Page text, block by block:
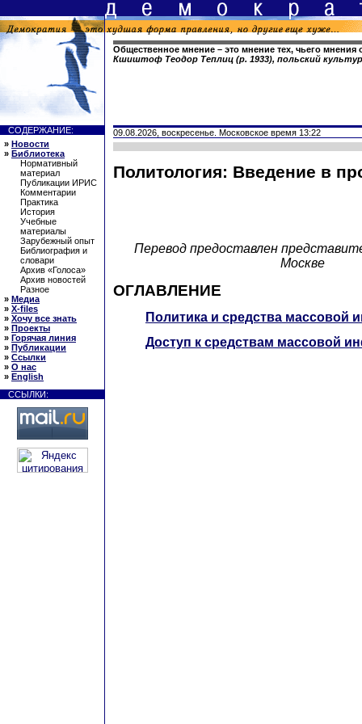
Общественное мнение – это мнение тех, чьего
Кшиштоф Теодор Теплиц (р. 1933), польский
СОДЕРЖАНИЕ:
» Новости
» Библиотека
Нормативный
материал
Публикации ИРИС
Комментарии
Практика
История
Учебные
материалы
Зарубежный опыт
Библиография и
словари
Архив «Голоса»
Архив новостей
Разное
» Медиа
» X-files
» Хочу все знать
» Проекты
» Горячая линия
» Публикации
» Ссылки
» О нас
» English
ССЫЛКИ:
09.08.2026, воскресенье. Московское время 13:22
Политология: Введение в
Перевод предоставлен
Москве
ОГЛАВЛЕНИЕ
Политика и средства массовой
Доступ к средствам массовой